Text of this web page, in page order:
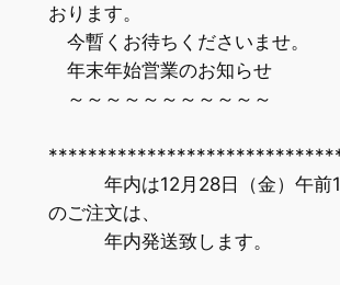
おります。
今暫くお待ちくださいませ。
年末年始営業のお知らせ
～～～～～～～～～～～
年内は12月28日（金）午前
のご注文は、
年内発送致します。